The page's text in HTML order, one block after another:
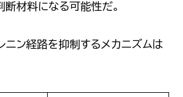
断材料になる可能性だ。
ニン経路を抑制するメカニズムは